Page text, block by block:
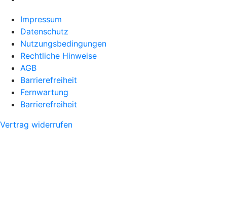
Impressum
Datenschutz
Nutzungsbedingungen
Rechtliche Hinweise
AGB
Barrierefreiheit
Fernwartung
Barrierefreiheit
Vertrag widerrufen